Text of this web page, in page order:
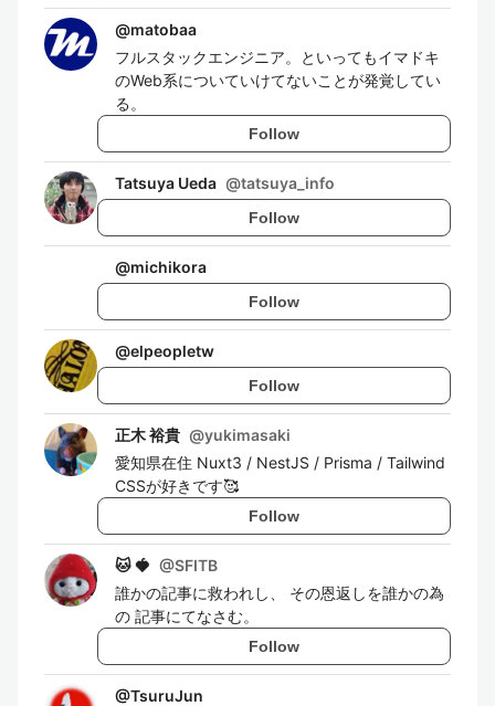
@matobaa
フルスタックエンジニア。といってもイマドキ
のWeb系についていけてないことが発覚してい
る。
Follow
Tatsuya Ueda @tatsuya_info
Follow
@michikora
Follow
@elpeopletw
Follow
正木 裕貴 @yukimasaki
愛知県在住 Nuxt3 / NestJS / Prisma / Tailwind
CSSが好きです🥰
Follow
🐱 🍓 @SFITB
誰かの記事に救われし、 その恩返しを誰かの為
の 記事にてなさむ。
Follow
@TsuruJun